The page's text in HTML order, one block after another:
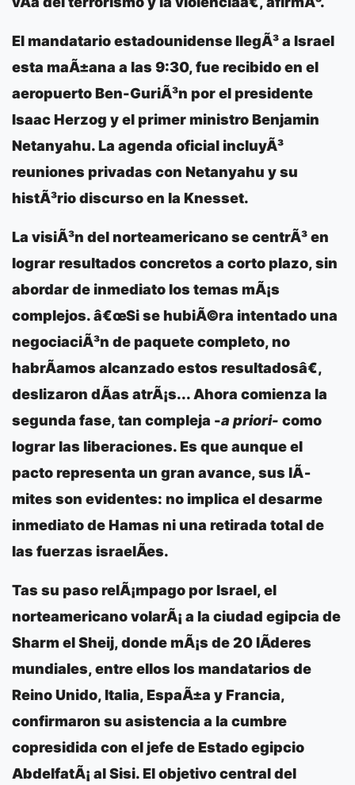
El mandatario estadounidense llegÃ³ a Israel
esta maÃ±ana a las 9:30, fue recibido en el
aeropuertoBen-GuriÃ³n por el presidente
Isaac Herzog y el primer ministroBenjamin
Netanyahu. La agenda oficial incluyÃ³
reuniones privadas con Netanyahu y su
histÃ³rio discurso en la Knesset.
La visiÃ³n del norteamericano se centrÃ³ en
lograr resultados concretos a corto plazo, sin
abordar de inmediato los temas mÃ¡s
complejos. â€œSi se hubiÃ©ra intentado una
negociaciÃ³n de paquete completo, no
habrÃ­amos alcanzado estos resultadosâ€,
deslizaron dÃ­as atrÃ¡s...Ahora comienza la
segunda fase, tan compleja -a priori- como
lograr las liberaciones. Es que aunque el
pacto representa un gran avance, sus lÃ­
mites son evidentes: no implica el desarme
inmediato de Hamas ni una retirada total de
las fuerzas israelÃ­es.
Tas su paso relÃ¡mpago por Israel, el
norteamericano volarÃ¡ a la ciudad egipcia de
Sharm el Sheij, donde mÃ¡s de 20 lÃ­deres
mundiales, entre ellos los mandatarios de
Reino Unido,Italia,EspaÃ±a yFrancia,
confirmaron su asistencia a la cumbre
copresidida con el jefe de Estado egipcio
AbdelfatÃ¡ al Sisi. El objetivo central del